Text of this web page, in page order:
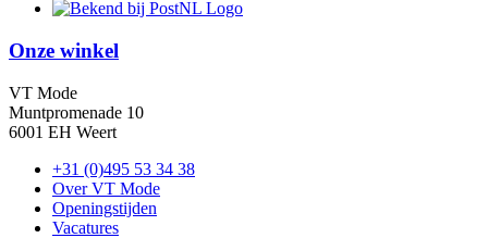
Onze winkel
VT Mode
Muntpromenade 10
6001 EH Weert
+31 (0)495 53 34 38
Over VT Mode
Openingstijden
Vacatures